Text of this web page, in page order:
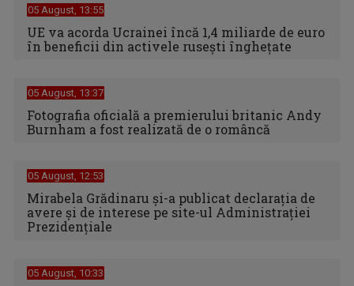
05 August, 13:55
UE va acorda Ucrainei încă 1,4 miliarde de euro
în beneficii din activele ruseşti îngheţate
05 August, 13:37
Fotografia oficială a premierului britanic Andy
Burnham a fost realizată de o româncă
05 August, 12:53
Mirabela Grădinaru și-a publicat declarația de
avere și de interese pe site-ul Administrației
Prezidențiale
05 August, 10:33